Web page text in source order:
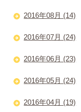
2016年08月 (14)
2016年07月 (24)
2016年06月 (23)
2016年05月 (24)
2016年04月 (19)